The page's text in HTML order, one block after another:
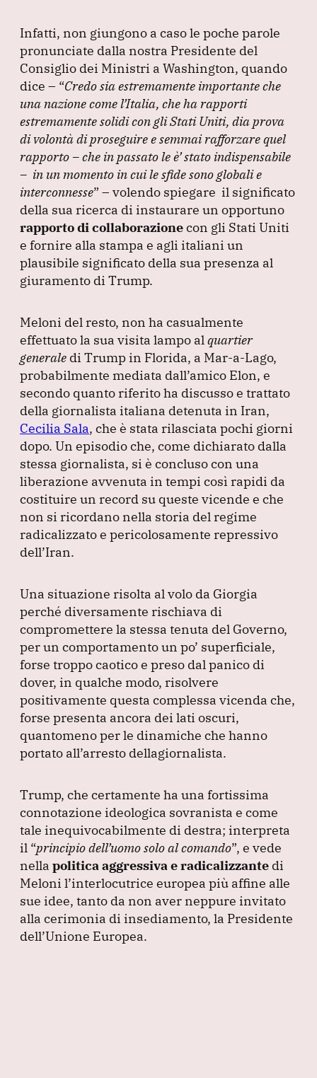
Infatti, non giungono a caso le poche parole
pronunciate dalla nostra Presidente del
Consiglio dei Ministri a Washington, quando
dice – “Credo sia estremamente importante che
una nazione come l’Italia, che ha rapporti
estremamente solidi con gli Stati Uniti, dia prova
di volontà di proseguire e semmai rafforzare quel
rapporto – che in passato le è’ stato indispensabile
– in un momento in cui le sfide sono globali e
interconnesse” – volendo spiegare il significato
della sua ricerca di instaurare un opportuno
rapporto di collaborazionecon gli Stati Uniti
e fornire alla stampa e agli italiani un
plausibile significato della sua presenza al
giuramento di Trump.
Meloni del resto, non ha casualmente
effettuato la sua visita lampo al quartier
generale di Trump in Florida, a Mar-a-Lago,
probabilmente mediata dall’amico Elon, e
secondo quanto riferito ha discusso e trattato
della giornalista italiana detenuta in Iran,
Cecilia Sala, che è stata rilasciata pochi giorni
dopo. Un episodio che, come dichiarato dalla
stessa giornalista, si è concluso con una
liberazione avvenuta in tempi così rapidi da
costituire un record su queste vicende e che
non si ricordano nella storia del regime
radicalizzato e pericolosamente repressivo
dell’Iran.
Una situazione risolta al volo da Giorgia
perché diversamente rischiava di
compromettere la stessa tenuta del Governo,
per un comportamento un po’ superficiale,
forse troppo caotico e preso dal panico di
dover, in qualche modo, risolvere
positivamente questa complessa vicenda che,
forse presenta ancora dei lati oscuri,
quantomeno per le dinamiche che hanno
portato all’arresto dellagiornalista.
Trump, che certamente ha una fortissima
connotazione ideologica sovranista e come
tale inequivocabilmente di destra; interpreta
il “principio dell’uomo solo al comando”, e vede
nella politica aggressiva e radicalizzante di
Meloni l’interlocutrice europea più affine alle
sue idee, tanto da non aver neppure invitato
alla cerimonia di insediamento, la Presidente
dell’Unione Europea.